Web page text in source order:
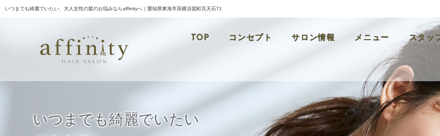
いつまでも綺麗でいたい、大人女性の髪のお悩みならaffinityへ｜愛知県東海市高横須賀町呉天石71
TOP コンセプト サロン情報 メニュー スタッ
いつまでも綺麗でいたい